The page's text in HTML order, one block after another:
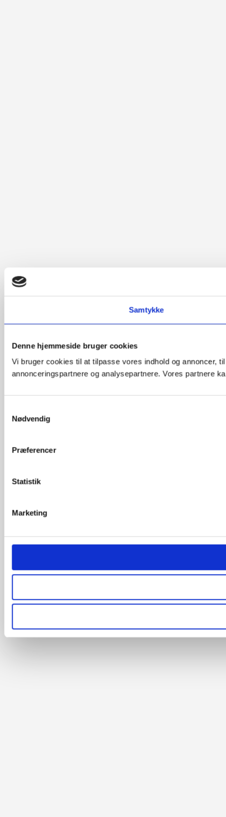
Samtykke
Denne hjemmeside bruger cookies
Vi bruger cookies til at tilpasse vores indhold og annoncer,
annonceringspartnere og analysepartnere. Vores partnere
Nødvendig
Præferencer
Statistik
Marketing